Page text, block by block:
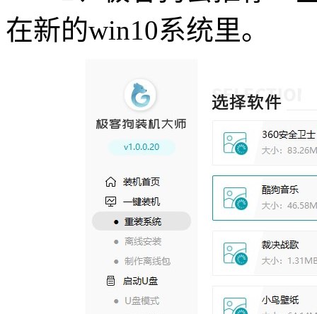
在新的win10系统里。